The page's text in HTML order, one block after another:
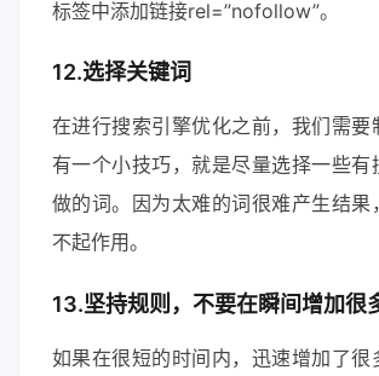
标签中添加链接rel=”nofollow”。
12.选择关键词
在进行搜索引擎优化之前，我们需要
有一个小技巧，就是尽量选择一些有
做的词。因为太难的词很难产生结果
不起作用。
13.坚持规则，不要在瞬间增加很
如果在很短的时间内，迅速增加了很